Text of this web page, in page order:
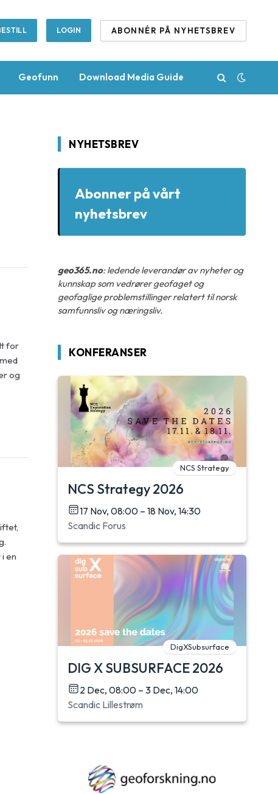
LOGIN ABONNÉR PÅ NYHETSBREV
Geofunn Download Media Guide
for
og
en
NYHETSBREV
Abonner på vårt
nyhetsbrev
geo365.no: ledende leverandør av nyheter og
kunnskap som vedrører geofaget og
geofaglige problemstillinger relatert til norsk
samfunnsliv og næringsliv.
KONFERANSER
NCS Strategy
NCS Strategy 2026
17 Nov, 08:00 – 18 Nov, 14:30
Scandic Forus
DigXSubsurface
DIG X SUBSURFACE 2026
2 Dec, 08:00 – 3 Dec, 14:00
Scandic Lillestrøm